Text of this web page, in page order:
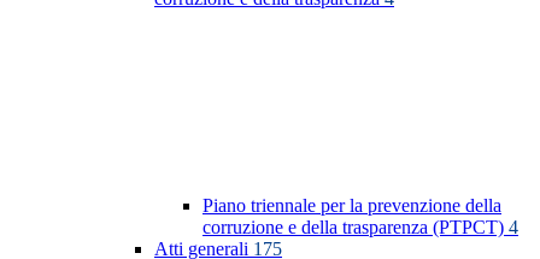
Piano triennale per la prevenzione della
corruzione e della trasparenza (PTPCT) 4
Atti generali 175